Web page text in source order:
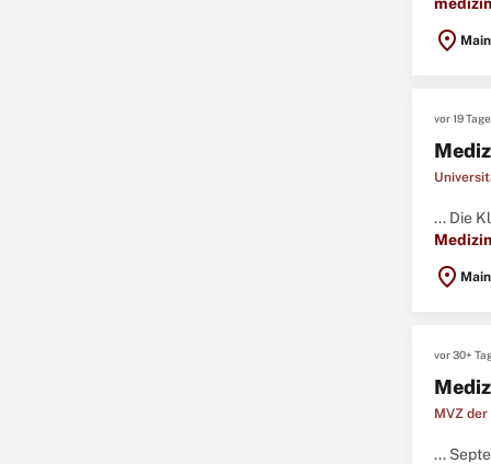
location_on
vor 19
... Die
location_on
vor 30+
MVZ
...